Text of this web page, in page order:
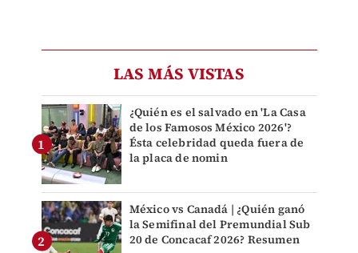
LAS MÁS VISTAS
¿Quién es el salvado en 'La Casa
de los Famosos México 2026'?
Ésta celebridad queda fuera de
la placa de nomin
México vs Canadá | ¿Quién ganó
la Semifinal del Premundial Sub
20 de Concacaf 2026? Resumen